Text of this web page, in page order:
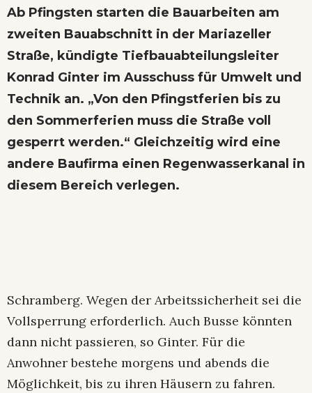
Ab Pfingsten starten die Bauarbeiten am
zweiten Bauabschnitt in der Mariazeller
Straße, kündigte Tiefbauabteilungsleiter
Konrad Ginter im Ausschuss für Umwelt und
Technik an. „Von den Pfingstferien bis zu
den Sommerferien muss die Straße voll
gesperrt werden.“ Gleichzeitig wird eine
andere Baufirma einen Regenwasserkanal in
diesem Bereich verlegen.
Schramberg. Wegen der Arbeitssicherheit sei die
Vollsperrung erforderlich. Auch Busse könnten
dann nicht passieren, so Ginter. Für die
Anwohner bestehe morgens und abends die
Möglichkeit, bis zu ihren Häusern zu fahren.